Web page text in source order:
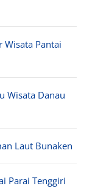
Wisata Pantai
Wisata Danau
Laut Bunaken
Parai Tenggiri